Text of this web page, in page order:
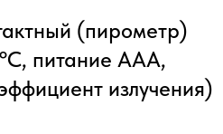
(пирометр)
питание AAA,
излучения)